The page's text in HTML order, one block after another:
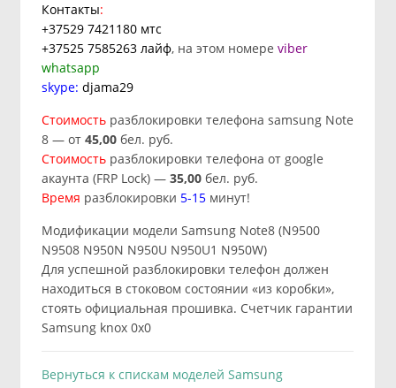
Контакты:
+37529 7421180 мтс
+37525 7585263 лайф, на этом номере viber
whatsapp
skype: djama29
Стоимостьразблокировки телефона samsung Note
8 — от 45,00бел. руб.
Стоимостьразблокировки телефона от google
акаунта (FRP Lock) — 35,00бел. руб.
Время разблокировки 5-15минут!
Модификации модели Samsung Note8 (N9500
N9508 N950N N950U N950U1 N950W)
Для успешной разблокировки телефон должен
находиться в стоковом состоянии «из коробки»,
стоять официальная прошивка. Счетчик гарантии
Samsung knox 0x0
Вернуться к спискам моделей Samsung